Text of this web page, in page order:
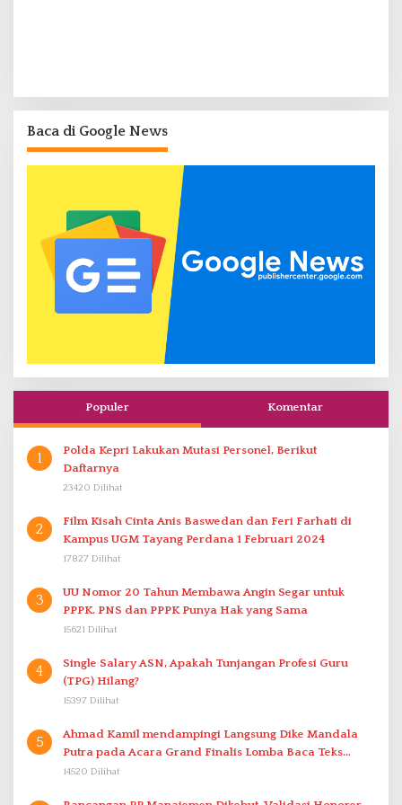
Baca di Google News
Populer Komentar
1
Polda Kepri Lakukan Mutasi Personel, Berikut
Daftarnya
23420 Dilihat
2
Film Kisah Cinta Anis Baswedan dan Feri Farhati di
Kampus UGM Tayang Perdana 1 Februari 2024
17827 Dilihat
3
UU Nomor 20 Tahun Membawa Angin Segar untuk
PPPK. PNS dan PPPK Punya Hak yang Sama
15621 Dilihat
4
Single Salary ASN, Apakah Tunjangan Profesi Guru
(TPG) Hilang?
15397 Dilihat
5
Ahmad Kamil mendampingi Langsung Dike Mandala
Putra pada Acara Grand Finalis Lomba Baca Teks
Proklamasi Mirip Bung Karno di Bali
14520 Dilihat